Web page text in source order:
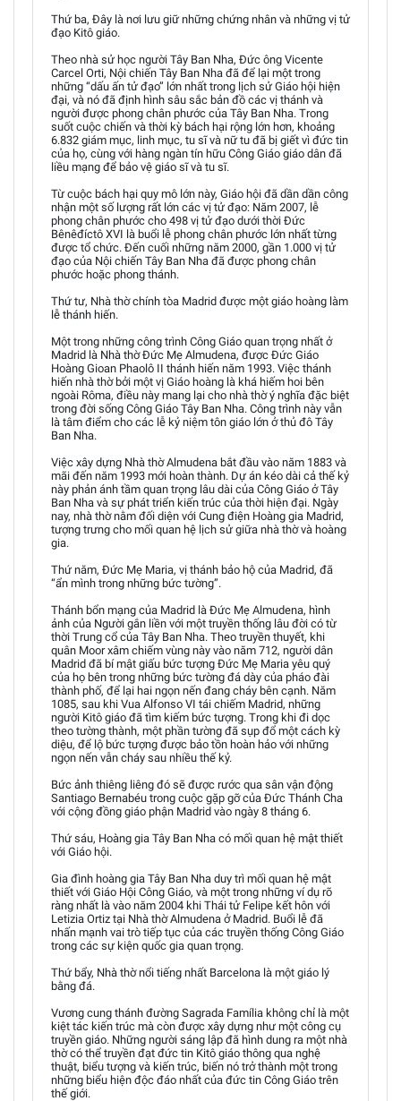
Thứ ba, Đây là nơi lưu giữ những chứng nhân và những vị tử
đạo Kitô giáo.
Theo nhà sử học người Tây Ban Nha, Đức ông Vicente
Carcel Orti, Nội chiến Tây Ban Nha đã để lại một trong
những “dấu ấn tử đạo” lớn nhất trong lịch sử Giáo hội hiện
đại, và nó đã định hình sâu sắc bản đồ các vị thánh và
người được phong chân phước của Tây Ban Nha. Trong
suốt cuộc chiến và thời kỳ bách hại rộng lớn hơn, khoảng
6.832 giám mục, linh mục, tu sĩ và nữ tu đã bị giết vì đức tin
của họ, cùng với hàng ngàn tín hữu Công Giáo giáo dân đã
liều mạng để bảo vệ giáo sĩ và tu sĩ.
Từ cuộc bách hại quy mô lớn này, Giáo hội đã dần dần công
nhận một số lượng rất lớn các vị tử đạo: Năm 2007, lễ
phong chân phước cho 498 vị tử đạo dưới thời Đức
Bênêđíctô XVI là buổi lễ phong chân phước lớn nhất từng
được tổ chức. Đến cuối những năm 2000, gần 1.000 vị tử
đạo của Nội chiến Tây Ban Nha đã được phong chân
phước hoặc phong thánh.
Thứ tư, Nhà thờ chính tòa Madrid được một giáo hoàng làm
lễ thánh hiến.
Một trong những công trình Công Giáo quan trọng nhất ở
Madrid là Nhà thờ Đức Mẹ Almudena, được Đức Giáo
Hoàng Gioan Phaolô II thánh hiến năm 1993. Việc thánh
hiến nhà thờ bởi một vị Giáo hoàng là khá hiếm hoi bên
ngoài Rôma, điều này mang lại cho nhà thờ ý nghĩa đặc biệt
trong đời sống Công Giáo Tây Ban Nha. Công trình này vẫn
là tâm điểm cho các lễ kỷ niệm tôn giáo lớn ở thủ đô Tây
Ban Nha.
Việc xây dựng Nhà thờ Almudena bắt đầu vào năm 1883 và
mãi đến năm 1993 mới hoàn thành. Dự án kéo dài cả thế kỷ
này phản ánh tầm quan trọng lâu dài của Công Giáo ở Tây
Ban Nha và sự phát triển kiến trúc của thời hiện đại. Ngày
nay, nhà thờ nằm đối diện với Cung điện Hoàng gia Madrid,
tượng trưng cho mối quan hệ lịch sử giữa nhà thờ và hoàng
gia.
Thứ năm, Đức Mẹ Maria, vị thánh bảo hộ của Madrid, đã
“ẩn mình trong những bức tường”.
Thánh bổn mạng của Madrid là Đức Mẹ Almudena, hình
ảnh của Người gắn liền với một truyền thống lâu đời có từ
thời Trung cổ của Tây Ban Nha. Theo truyền thuyết, khi
quân Moor xâm chiếm vùng này vào năm 712, người dân
Madrid đã bí mật giấu bức tượng Đức Mẹ Maria yêu quý
của họ bên trong những bức tường đá dày của pháo đài
thành phố, để lại hai ngọn nến đang cháy bên cạnh. Năm
1085, sau khi Vua Alfonso VI tái chiếm Madrid, những
người Kitô giáo đã tìm kiếm bức tượng. Trong khi đi dọc
theo tường thành, một phần tường đã sụp đổ một cách kỳ
diệu, để lộ bức tượng được bảo tồn hoàn hảo với những
ngọn nến vẫn cháy sau nhiều thế kỷ.
Bức ảnh thiêng liêng đó sẽ được rước qua sân vận động
Santiago Bernabéu trong cuộc gặp gỡ của Đức Thánh Cha
với cộng đồng giáo phận Madrid vào ngày 8 tháng 6.
Thứ sáu, Hoàng gia Tây Ban Nha có mối quan hệ mật thiết
với Giáo hội.
Gia đình hoàng gia Tây Ban Nha duy trì mối quan hệ mật
thiết với Giáo Hội Công Giáo, và một trong những ví dụ rõ
ràng nhất là vào năm 2004 khi Thái tử Felipe kết hôn với
Letizia Ortiz tại Nhà thờ Almudena ở Madrid. Buổi lễ đã
nhấn mạnh vai trò tiếp tục của các truyền thống Công Giáo
trong các sự kiện quốc gia quan trọng.
Thứ bẩy, Nhà thờ nổi tiếng nhất Barcelona là một giáo lý
bằng đá.
Vương cung thánh đường Sagrada Família không chỉ là một
kiệt tác kiến trúc mà còn được xây dựng như một công cụ
truyền giáo. Những người sáng lập đã hình dung ra một nhà
thờ có thể truyền đạt đức tin Kitô giáo thông qua nghệ
thuật, biểu tượng và kiến trúc, biến nó trở thành một trong
những biểu hiện độc đáo nhất của đức tin Công Giáo trên
thế giới.